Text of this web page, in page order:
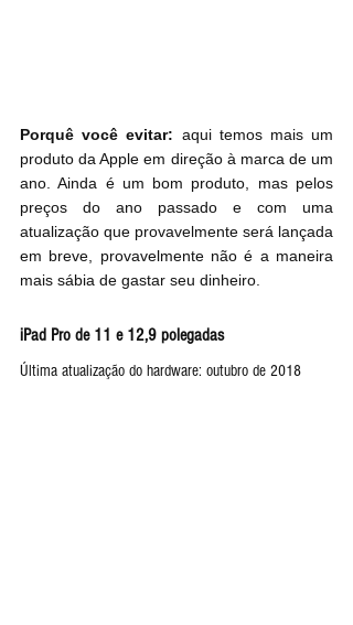
Porquê você evitar: aqui temos mais um
produto da Apple em direção à marca de um
ano. Ainda é um bom produto, mas pelos
preços do ano passado e com uma
atualização que provavelmente será lançada
em breve, provavelmente não é a maneira
mais sábia de gastar seu dinheiro.
iPad Pro de 11 e 12,9 polegadas
Última atualização do hardware: outubro de 2018